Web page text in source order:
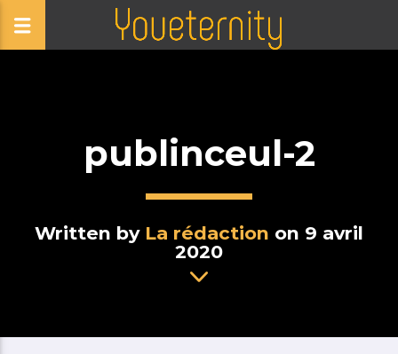
publinceul-2
Written by La rédaction on 9 avril
2020